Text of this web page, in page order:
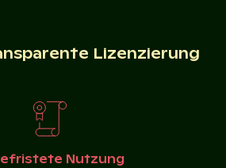
im
Lizenzierung
Nutzung